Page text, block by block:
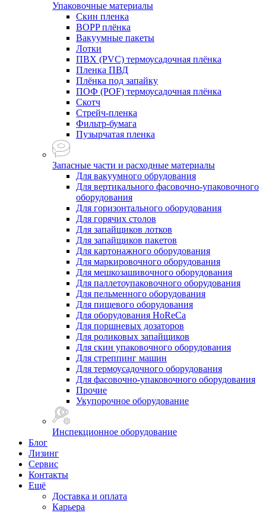
Упаковочные материалы
Скин пленка
BOPP плёнка
Вакуумные пакеты
Лотки
ПВХ (PVC) термоусадочная плёнка
Пленка ПВД
Плёнка под запайку
ПОФ (POF) термоусадочная плёнка
Скотч
Стрейч-пленка
Фильтр-бумага
Пузырчатая пленка
Запасные части и расходные материалы
Для вакуумного обрудования
Для вертикального фасовочно-упаковочного
оборудования
Для горизонтального оборудования
Для горячих столов
Для запайщиков лотков
Для запайщиков пакетов
Для картонажного оборудования
Для маркировочного оборудования
Для мешкозашивочного оборудования
Для паллетоупаковочного оборудования
Для пельменного оборудования
Для пищевого оборудования
Для оборудования HoReCa
Для поршневых дозаторов
Для роликовых запайщиков
Для скин упаковочного оборудования
Для стреппинг машин
Для термоусадочного оборудования
Для фасовочно-упаковочного оборудования
Прочие
Укупорочное оборудование
Инспекционное оборудование
Блог
Лизинг
Сервис
Контакты
Ещё
Доставка и оплата
Карьера